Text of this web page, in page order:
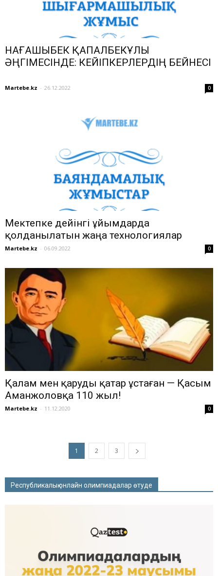
НАҒАШЫБЕК ҚАПАЛБЕКҰЛЫ
ӘҢГІМЕСІНДЕ: КЕЙІПКЕРЛЕРДІҢ БЕЙНЕСІ
Martebe.kz - 26.12.2022 0
Мектепке дейінгі ұйымдарда
қолданылатын жаңа технологиялар
Martebe.kz - 06.09.2022 0
Қалам мен қаруды қатар ұстаған — Қасым
Аманжоловқа 110 жыл!
Martebe.kz - 11.12.2020 0
1 2 3
Республикалық онлайн олимпиадалар өтуде